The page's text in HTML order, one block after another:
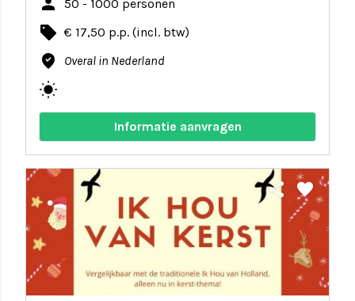
50 - 1000 personen
local_offer € 17,50 p.p. (incl. btw)
where_to_vote Overal in Nederland
wb_sunny
Informatie aanvragen
share favorite